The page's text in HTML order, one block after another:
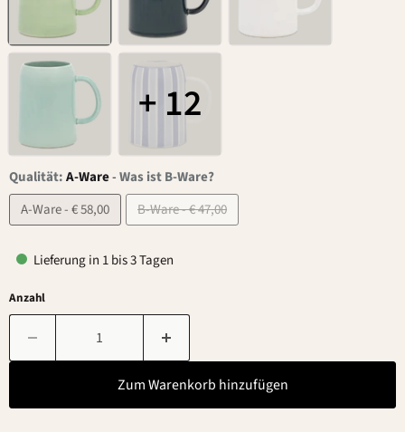
+ 12
Qualität:A-Ware-Was ist B-Ware?
A-Ware - € 58,00
B-Ware - € 47,00
Lieferung in 1 bis 3 Tagen
Anzahl
Zum Warenkorb hinzufügen